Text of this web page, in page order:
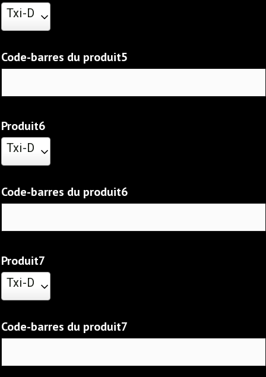
Txi-D
Code-barres du produit5
Produit6
Txi-D
Code-barres du produit6
Produit7
Txi-D
Code-barres du produit7